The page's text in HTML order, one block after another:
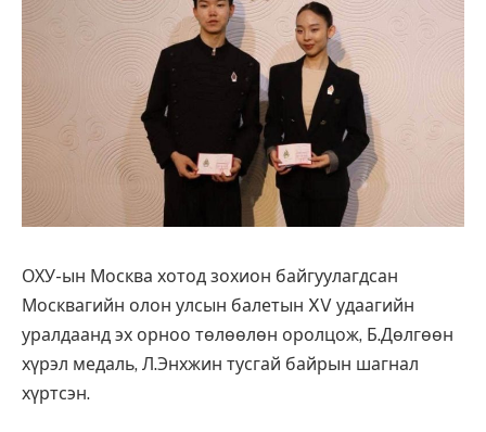
ОХУ-ын Москва хотод зохион байгуулагдсан
Москвагийн олон улсын балетын XV удаагийн
уралдаанд эх орноо төлөөлөн оролцож, Б.Дөлгөөн
хүрэл медаль, Л.Энхжин тусгай байрын шагнал
хүртсэн.